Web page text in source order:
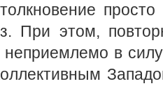
При этом,
неприемлемо в